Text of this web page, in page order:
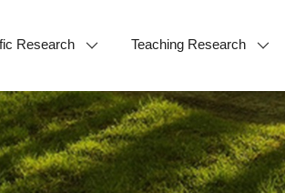
Research Teaching Research